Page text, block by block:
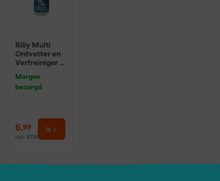
Rilly Multi
Ontvetter en
Verfreiniger –
Morgen
bezorgd
6,99
incl. BTW